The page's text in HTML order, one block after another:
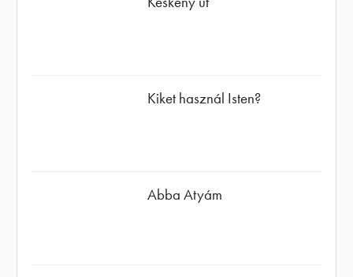
Kiket használ Isten?
Abba Atyám